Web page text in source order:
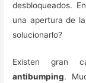
desbloqueados.
una apertura de
solucionarlo?
Existen gran
antibumping.